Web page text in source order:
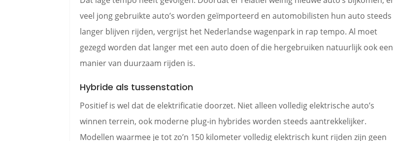
veel jong gebruikte auto’s worden geïmporteerd en automobilisten hun auto steeds
langer blijven rijden, vergrijst het Nederlandse wagenpark in rap tempo. Al moet
gezegd worden dat langer met een auto doen of die hergebruiken natuurlijk ook een
manier van duurzaam rijden is.
Hybride als tussenstation
Positief is wel dat de elektrificatie doorzet. Niet alleen volledig elektrische auto’s
winnen terrein, ook moderne plug-in hybrides worden steeds aantrekkelijker.
Modellen waarmee je tot zo’n 150 kilometer volledig elektrisch kunt rijden zijn geen